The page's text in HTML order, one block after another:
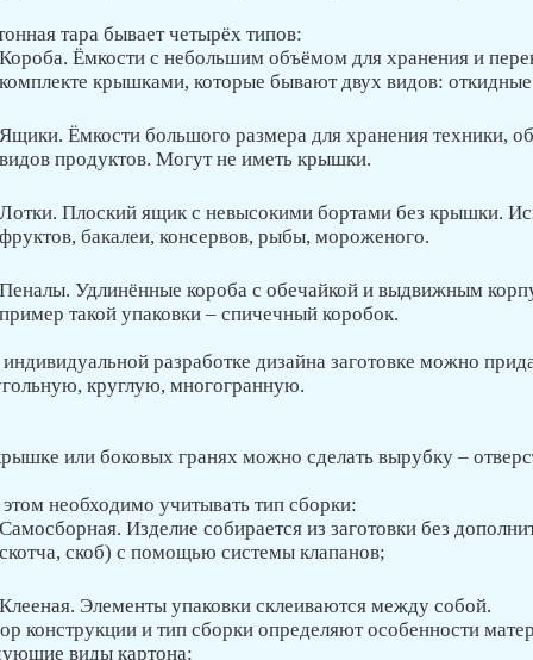
тара бывает четырёх типов:
Короба. Ёмкости с небольшим объёмом для хранения и
комплекте крышками, которые бывают двух видов:
Ящики. Ёмкости большого размера для хранения техники,
видов продуктов. Могут не иметь крышки.
Лотки. Плоский ящик с невысокими бортами без крышки.
фруктов, бакалеи, консервов, рыбы, мороженого.
Пеналы. Удлинённые короба с обечайкой и выдвижным
пример такой упаковки – спичечный коробок.
разработке дизайна заготовке можно
круглую, многогранную.
или боковых гранях можно сделать вырубку –
необходимо учитывать тип сборки:
Самосборная. Изделие собирается из заготовки без
скотча, скоб) с помощью системы клапанов;
Клееная. Элементы упаковки склеиваются между собой.
конструкции и тип сборки определяют особенности
виды картона: